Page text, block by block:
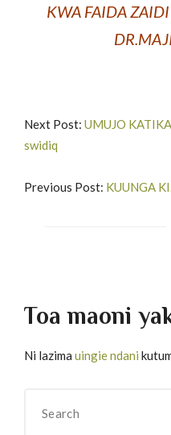
KWA FAIDA
Next Post: UMUJO
swidiq
Previous Post: KUUNGA
Toa maoni
Ni lazima uingie ndani